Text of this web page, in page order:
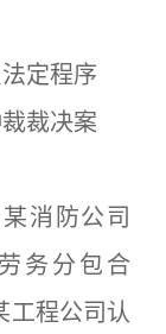
定程序
裁决案
消防公司
务分包合
工程公司认